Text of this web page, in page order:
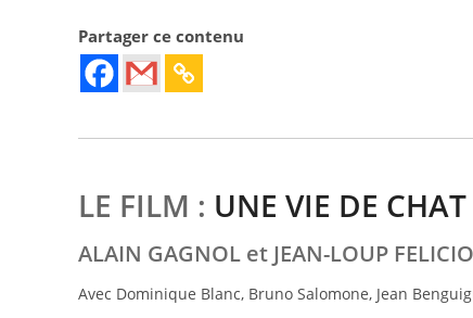
Partager ce contenu
LE FILM : UNE VIE DE CHAT
ALAIN GAGNOL et JEAN-LOUP
Avec Dominique Blanc, Bruno Salomone, Jean